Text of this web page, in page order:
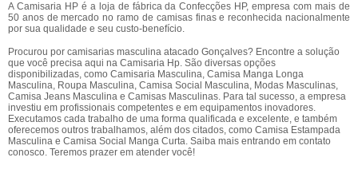
A Camisaria HP é a loja de fábrica da Confecções HP, empresa com mais de
50 anos de mercado no ramo de camisas finas e reconhecida nacionalmente
por sua qualidade e seu custo-benefício.
Procurou por camisarias masculina atacado Gonçalves? Encontre a solução
que você precisa aqui na Camisaria Hp. São diversas opções
disponibilizadas, como Camisaria Masculina, Camisa Manga Longa
Masculina, Roupa Masculina, Camisa Social Masculina, Modas Masculinas,
Camisa Jeans Masculina e Camisas Masculinas. Para tal sucesso, a empresa
investiu em profissionais competentes e em equipamentos inovadores.
Executamos cada trabalho de uma forma qualificada e excelente, e também
oferecemos outros trabalhamos, além dos citados, como Camisa Estampada
Masculina e Camisa Social Manga Curta. Saiba mais entrando em contato
conosco. Teremos prazer em atender você!